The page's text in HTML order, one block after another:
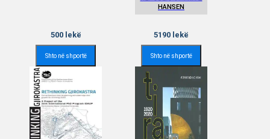
500lekë
Shto në shportë
HANSEN
5190 lekë
Shto në shportë